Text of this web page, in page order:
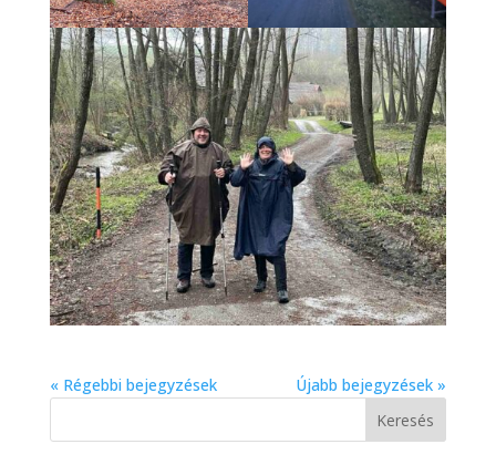
« Régebbi bejegyzések Újabb bejegyzések »